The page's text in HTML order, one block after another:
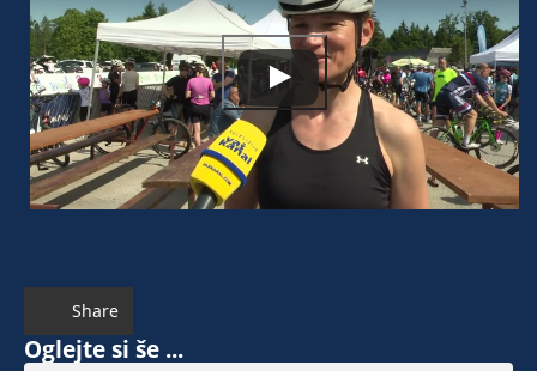
Share
Oglejte si še ...